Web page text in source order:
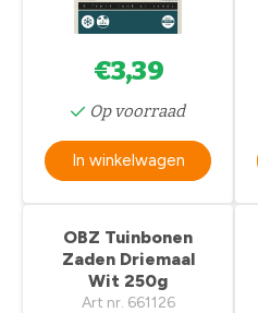
€3,39
Op voorraad
In winkelwagen
OBZ Tuinbonen
Zaden Driemaal
Wit 250g
Art nr. 661126